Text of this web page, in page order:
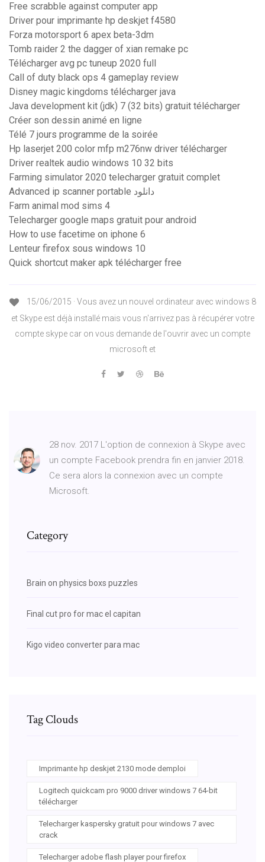
Free scrabble against computer app
Driver pour imprimante hp deskjet f4580
Forza motorsport 6 apex beta-3dm
Tomb raider 2 the dagger of xian remake pc
Télécharger avg pc tuneup 2020 full
Call of duty black ops 4 gameplay review
Disney magic kingdoms télécharger java
Java development kit (jdk) 7 (32 bits) gratuit télécharger
Créer son dessin animé en ligne
Télé 7 jours programme de la soirée
Hp laserjet 200 color mfp m276nw driver télécharger
Driver realtek audio windows 10 32 bits
Farming simulator 2020 telecharger gratuit complet
Advanced ip scanner portable دانلود
Farm animal mod sims 4
Telecharger google maps gratuit pour android
How to use facetime on iphone 6
Lenteur firefox sous windows 10
Quick shortcut maker apk télécharger free
15/06/2015 · Vous avez un nouvel ordinateur avec windows 8
et Skype est déjà installé mais vous n'arrivez pas à récupérer votre
compte skype car on vous demande de l'ouvrir avec un compte
microsoft et
28 nov. 2017 L'option de connexion à Skype avec
un compte Facebook prendra fin en janvier 2018.
Ce sera alors la connexion avec un compte
Microsoft.
Category
Brain on physics boxs puzzles
Final cut pro for mac el capitan
Kigo video converter para mac
Tag Clouds
Imprimante hp deskjet 2130 mode demploi
Logitech quickcam pro 9000 driver windows 7 64-bit
télécharger
Telecharger kaspersky gratuit pour windows 7 avec
crack
Telecharger adobe flash player pour firefox